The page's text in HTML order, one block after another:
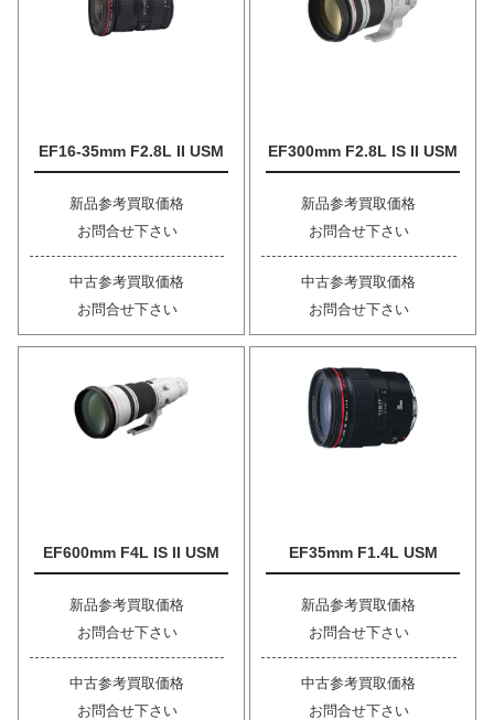
EF16-35mm F2.8L II USM
新品参考買取価格
お問合せ下さい
中古参考買取価格
お問合せ下さい
EF300mm F2.8L IS II USM
新品参考買取価格
お問合せ下さい
中古参考買取価格
お問合せ下さい
EF600mm F4L IS II USM
新品参考買取価格
お問合せ下さい
中古参考買取価格
お問合せ下さい
EF35mm F1.4L USM
新品参考買取価格
お問合せ下さい
中古参考買取価格
お問合せ下さい